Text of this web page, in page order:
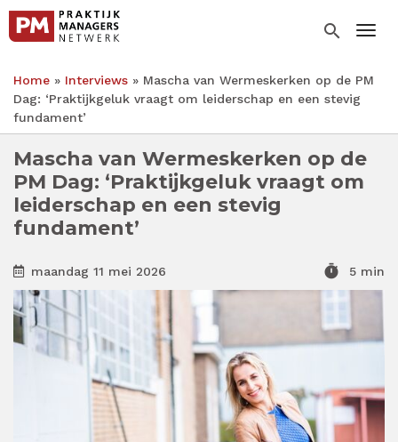
Overslaan
naar
inhoud
gaan
search
Kruimelpad
Home Interviews
Mascha van Wermeskerken op de PM
Dag: ‘Praktijkgeluk vraagt om leiderschap en een stevig
fundament’
Mascha van Wermeskerken op de
PM Dag: ‘Praktijkgeluk vraagt om
leiderschap en een stevig
fundament’
maandag 11 mei 2026 timer 5 min